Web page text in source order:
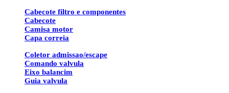
Cabecote filtro e componentes
Cabecote
Camisa motor
Capa correia
Coletor admissao/escape
Comando valvula
Eixo balancim
Guia valvula